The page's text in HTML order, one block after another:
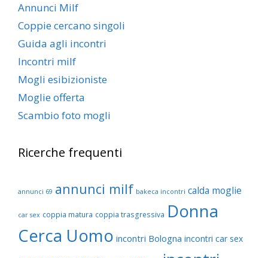
Annunci Milf
Coppie cercano singoli
Guida agli incontri
Incontri milf
Mogli esibizioniste
Moglie offerta
Scambio foto mogli
Ricerche frequenti
annunci 69 annunci milf bakeca incontri calda moglie
car sex coppia matura coppia trasgressiva Donna
Cerca Uomo incontri Bologna incontri car sex